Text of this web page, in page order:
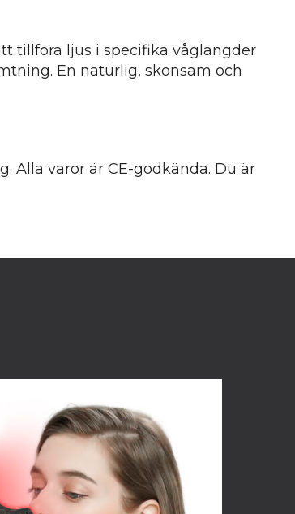
tillföra ljus i specifika våglängder
En naturlig, skonsam och
Alla varor är CE-godkända. Du är